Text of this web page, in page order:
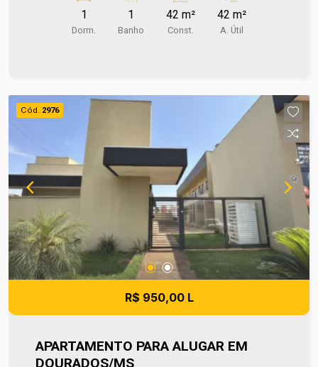
cozinha equipada com gabinete, banheiro social e
área de serviço independente. Um diferencial é
região oferece acesso rápido a mercados,
farmácias, padarias, conveniências e pontos de
transporte, otimizando cada detalhe da sua rotina.
Entre em contato e agende sua visita no número
(67) 2108-2121. Os valores de IPTU e
Condomínio poderão sofrer reajustes de valores
sem aviso prévio, pois são de responsabilidade
da administradora do condomínio e prefeitura
municipal. A metragem informada é aproximada e
pode apresentar pequenas variações.
1
Dorm.
1
Banho
42 m²
Const.
42 m²
A. Útil
Cód. 2976
R$ 950,00 L
APARTAMENTO PARA ALUGAR EM
DOURADOS/MS